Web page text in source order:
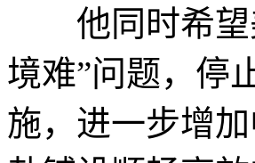
他同时希望
境难”问题，停
施，进一步增